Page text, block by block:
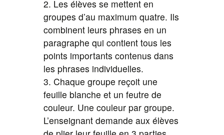
2. Les élèves se mettent en
groupes d’au maximum quatre. Ils
combinent leurs phrases en un
paragraphe qui contient tous les
points importants contenus dans
les phrases individuelles.
3. Chaque groupe reçoit une
feuille blanche et un feutre de
couleur. Une couleur par groupe.
L’enseignant demande aux élèves